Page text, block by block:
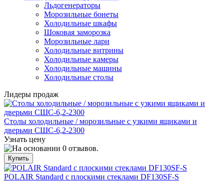
Льдогенераторы
Морозильные бонеты
Холодильные шкафы
Шоковая заморозка
Морозильные лари
Холодильные витрины
Холодильные камеры
Холодильные машины
Холодильные столы
Лидеры продаж
Столы холодильные / морозильные с узкими ящиками и
дверьми СШС-6,2-2300
Узнать цену
POLAIR Standard с плоскими стеклами DF130SF-S